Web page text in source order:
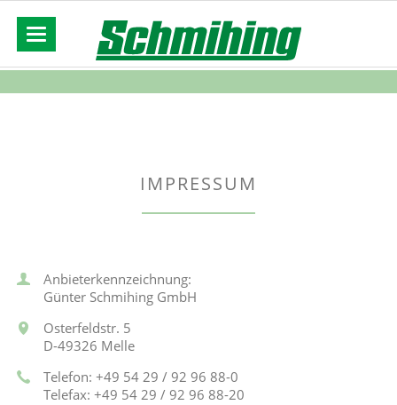
IMPRESSUM
Anbieterkennzeichnung:
Günter Schmihing GmbH
Osterfeldstr. 5
D-49326 Melle
Telefon: +49 54 29 / 92 96 88-0
Telefax: +49 54 29 / 92 96 88-20